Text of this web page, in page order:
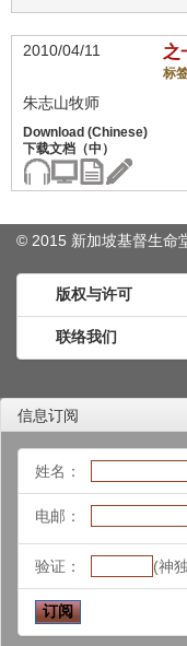
2010/04/11 之
标
朱志山牧师
© 2015 新加坡基督生命
版权与许可
联络我们
信息订阅
姓名：
电邮：
验证： (神